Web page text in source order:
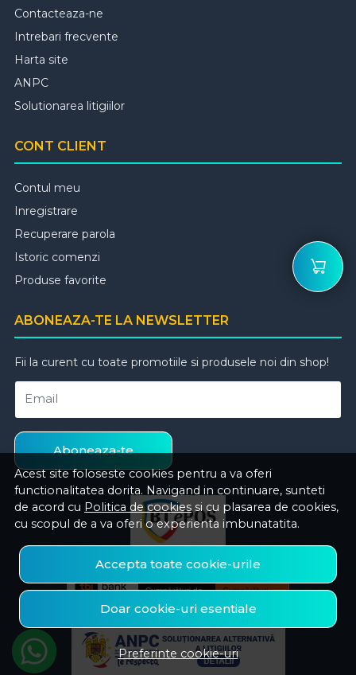
Acest site foloseste cookies pentru a va oferi
functionalitatea dorita. Navigand in continuare, sunteti
de acord cu Politica de cookies si cu plasarea de cookies,
cu scopul de a va oferi o experienta imbunatatita.
Accepta toate cookie-urile
Doar cookie-uri esentiale
Preferinte cookie-uri
Contacteaza-ne
Intrebari frecvente
Harta site
ANPC
Solutionarea litigiilor
CONT CLIENT
Contul meu
Inregistrare
Recuperare parola
Istoric comenzi
Produse favorite
ABONEAZA-TE LA NEWSLETTER
Fii la curent cu toate promotiile si produsele noi din shop!
Email
Aboneaza-te